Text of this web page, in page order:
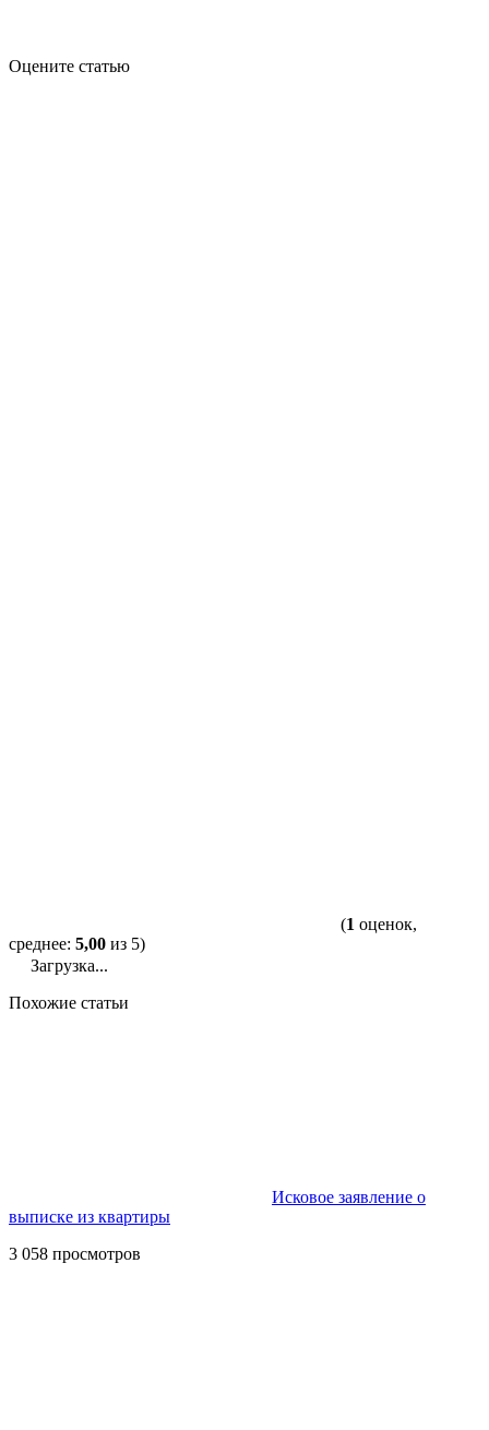
Оцените статью
(1 оценок,
среднее: 5,00 из 5)
Загрузка...
Похожие статьи
Исковое заявление о
выписке из квартиры
3 058 просмотров